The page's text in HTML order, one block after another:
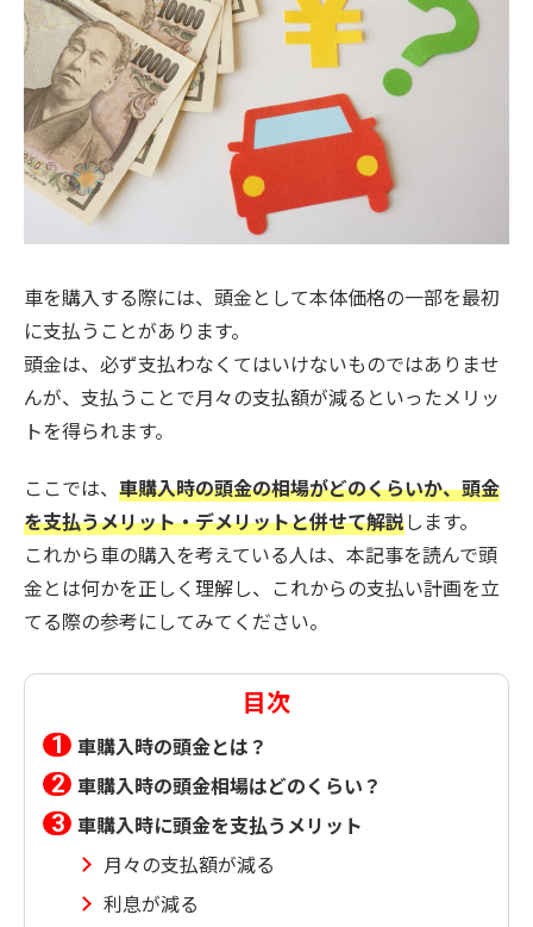
車を購入する際には、頭金として本体価格の一部を最初
に支払うことがあります。
頭金は、必ず支払わなくてはいけないものではありませ
んが、支払うことで月々の支払額が減るといったメリッ
トを得られます。
ここでは、 車購入時の頭金の相場がどのくらいか、頭金
を支払うメリット・デメリットと併せて解説します。
これから車の購入を考えている人は、本記事を読んで頭
金とは何かを正しく理解し、これからの支払い計画を立
てる際の参考にしてみてください。
目次
車購入時の頭金とは？
車購入時の頭金相場はどのくらい？
車購入時に頭金を支払うメリット
月々の支払額が減る
利息が減る